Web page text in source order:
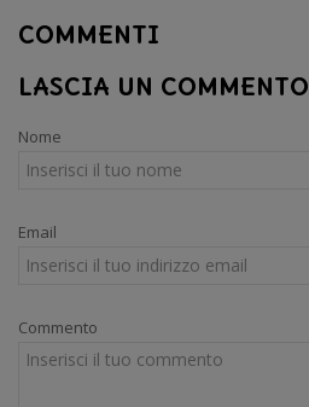
COMMENTI
LASCIA UN COMMENTO
Nome
Email
Commento